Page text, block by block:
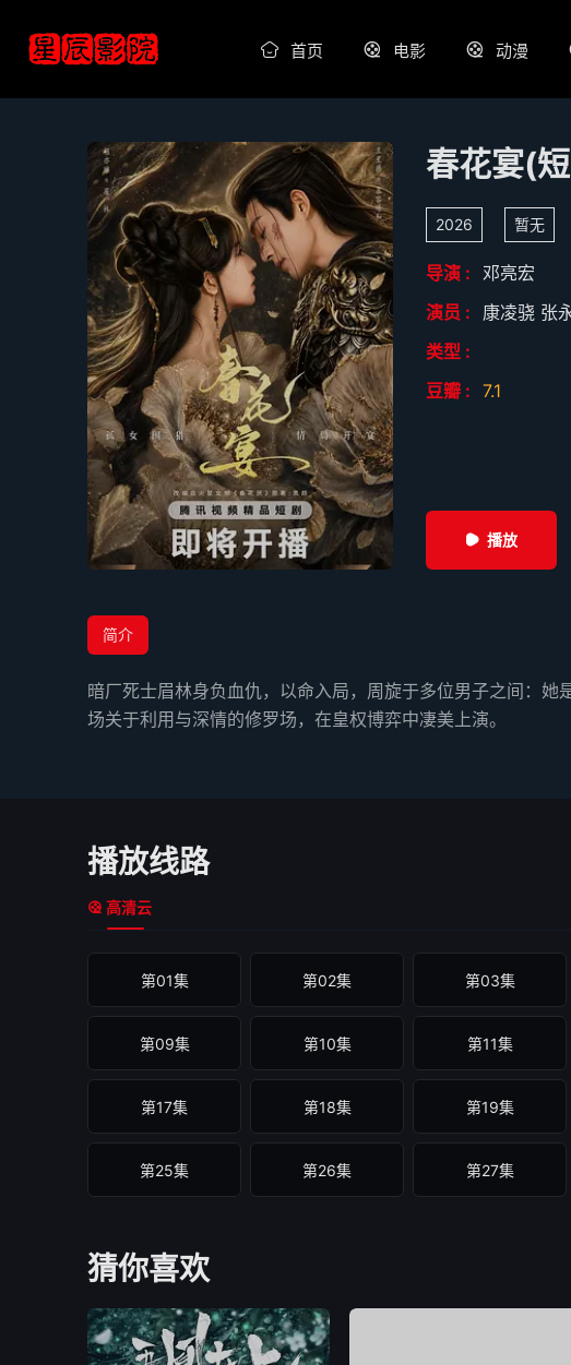
首页 电影 动漫
春花宴(
2026 暂无
导演 : 邓亮宏
演员 :
康凌骁 张
类型 :
豆瓣 : 7.1
播放
简介
暗厂死士眉林身负血仇，以命入局，周旋于多位男子之间：
场关于利用与深情的修罗场，在皇权博弈中凄美上演。
播放线路
高清云
第01集 第02集 第03集
第09集 第10集 第11集
第17集 第18集 第19集
第25集 第26集 第27集
猜你喜欢